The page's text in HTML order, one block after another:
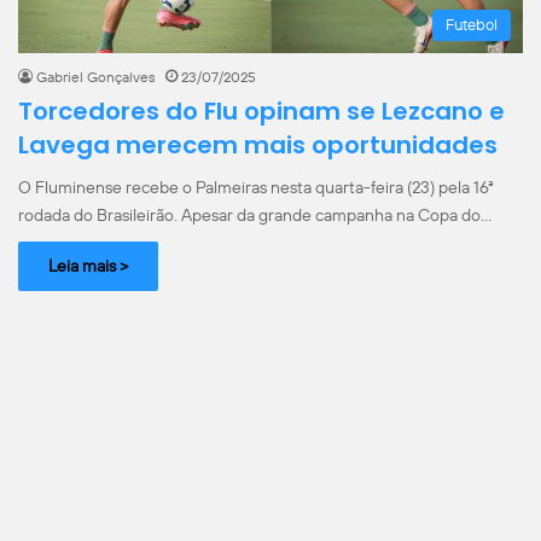
Futebol
Gabriel Gonçalves 23/07/2025
Torcedores do Flu opinam se Lezcano e
Lavega merecem mais oportunidades
O Fluminense recebe o Palmeiras nesta quarta-feira (23) pela 16ª
rodada do Brasileirão. Apesar da grande campanha na Copa do…
Leia mais >